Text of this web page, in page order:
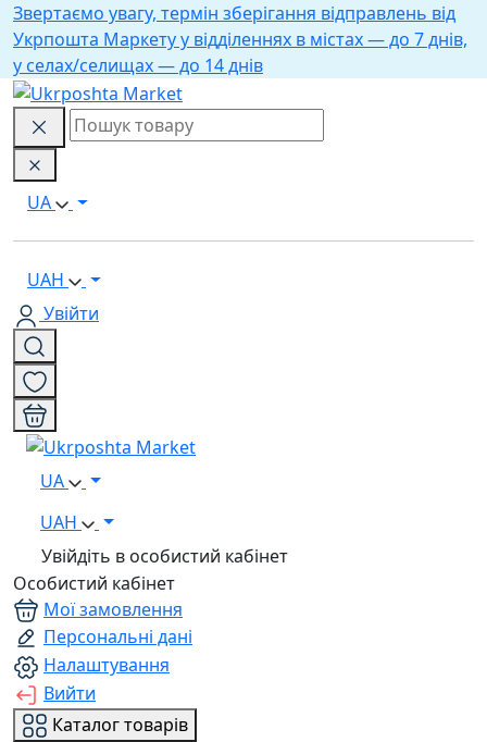
Звертаємо увагу, термін зберігання відправлень від
Укрпошта Маркету у відділеннях в містах — до 7 днів,
у селах/селищах — до 14 днів
UA
UAH
Увійти
UA
UAH
Увійдіть в особистий кабінет
Особистий кабінет
Мої замовлення
Персональні дані
Налаштування
Вийти
Каталог товарів